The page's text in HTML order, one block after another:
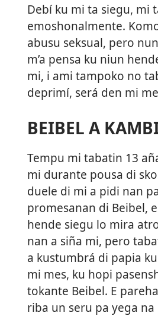
Debí ku mi ta siegu, mi
emoshonalmente.
abusu seksual, pero
m’a pensa ku niun
mi, i ami tampoko no
deprimí, será den mi
BEIBEL A
Tempu mi tabatin 13
mi durante pousa di
duele di mi a pidi nan
promesanan di Beibel,
hende siegu lo mira
nan a siña mi, pero
a kustumbrá di papia
mi mes, ku hopi
tokante Beibel. E
riba un seru pa yega